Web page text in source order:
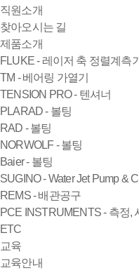
직원소개
찾아오시는 길
제품소개
FLUKE - 레이저 축 정렬계측
TM - 베어링 가열기
TENSION PRO - 텐셔너
PLARAD - 볼팅
RAD - 볼팅
NORWOLF - 볼팅
Baier - 볼팅
SUGINO - Water Jet Pump &
REMS - 배관공구
PCE INSTRUMENTS - 측정,
ETC
교육
교육안내